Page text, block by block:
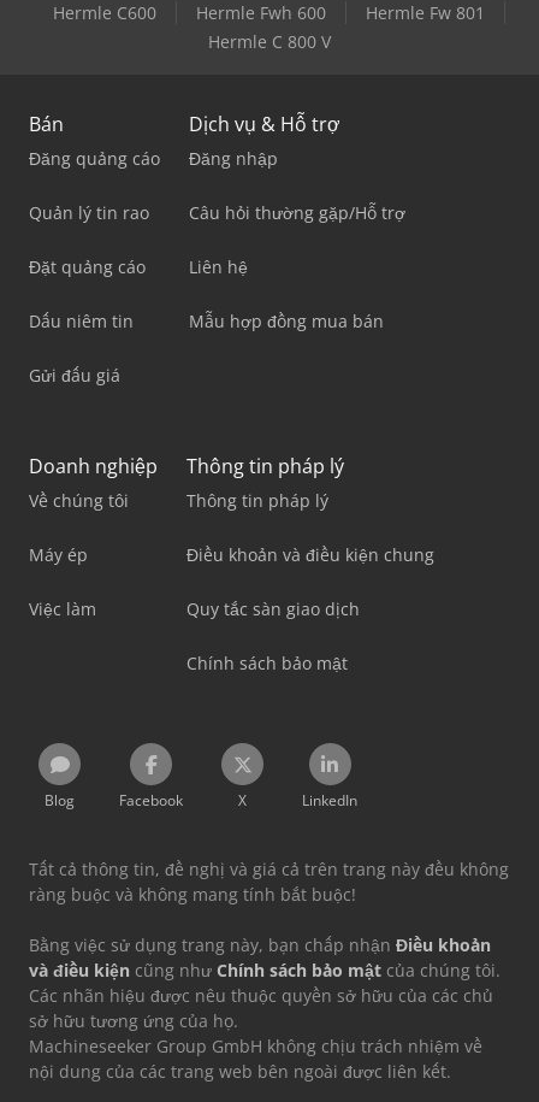
Hermle C600
Hermle Fwh 600
Hermle Fw 801
Hermle C 800 V
Bán
Đăng quảng cáo
Quản lý tin rao
Đặt quảng cáo
Dấu niêm tin
Gửi đấu giá
Dịch vụ & Hỗ trợ
Đăng nhập
Câu hỏi thường gặp/Hỗ trợ
Liên hệ
Mẫu hợp đồng mua bán
Doanh nghiệp
Về chúng tôi
Máy ép
Việc làm
Thông tin pháp lý
Thông tin pháp lý
Điều khoản và điều kiện chung
Quy tắc sàn giao dịch
Chính sách bảo mật
Blog Facebook X LinkedIn
Tất cả thông tin, đề nghị và giá cả trên trang này đều không
ràng buộc và không mang tính bắt buộc!
Bằng việc sử dụng trang này, bạn chấp nhận Điều khoản
và điều kiện cũng như Chính sách bảo mật của chúng tôi.
Các nhãn hiệu được nêu thuộc quyền sở hữu của các chủ
sở hữu tương ứng của họ.
Machineseeker Group GmbH không chịu trách nhiệm về
nội dung của các trang web bên ngoài được liên kết.